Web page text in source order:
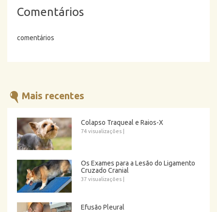
Comentários
comentários
Mais recentes
Colapso Traqueal e Raios-X
74 visualizações
Os Exames para a Lesão do Ligamento
Cruzado Cranial
37 visualizações
Efusão Pleural